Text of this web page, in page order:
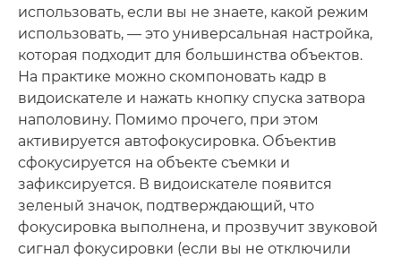
использовать, если вы не знаете, какой режим
использовать, — это универсальная настройка,
которая подходит для большинства объектов.
На практике можно скомпоновать кадр в
видоискателе и нажать кнопку спуска затвора
наполовину. Помимо прочего, при этом
активируется автофокусировка. Объектив
сфокусируется на объекте съемки и
зафиксируется. В видоискателе появится
зеленый значок, подтверждающий, что
фокусировка выполнена, и прозвучит звуковой
сигнал фокусировки (если вы не отключили